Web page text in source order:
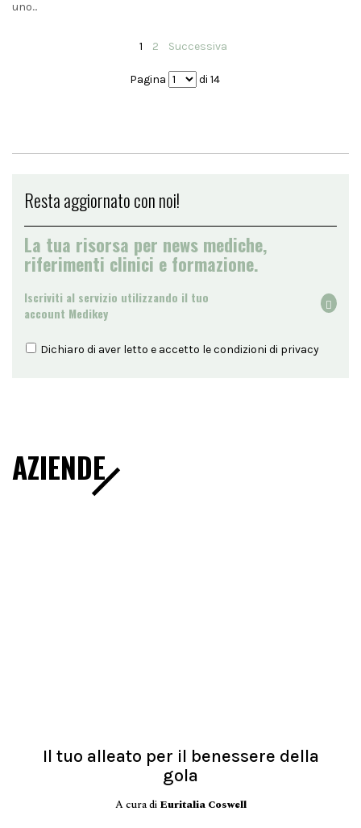
uno...
1 2 Successiva
Pagina di 14
Resta aggiornato con noi!
La tua risorsa per news mediche,
riferimenti clinici e formazione.
Iscriviti al servizio utilizzando il tuo
account Medikey
Dichiaro di aver letto e accetto le condizioni di privacy
AZIENDE
Il tuo alleato per il benessere della
gola
A cura di Euritalia Coswell